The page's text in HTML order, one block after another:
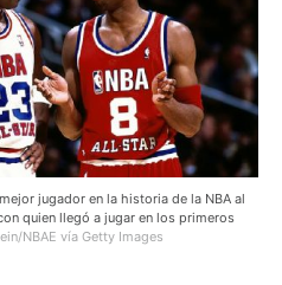
jugador en la historia de la NBA al
quien llegó a jugar en los primeros
NBAE vía Getty Images